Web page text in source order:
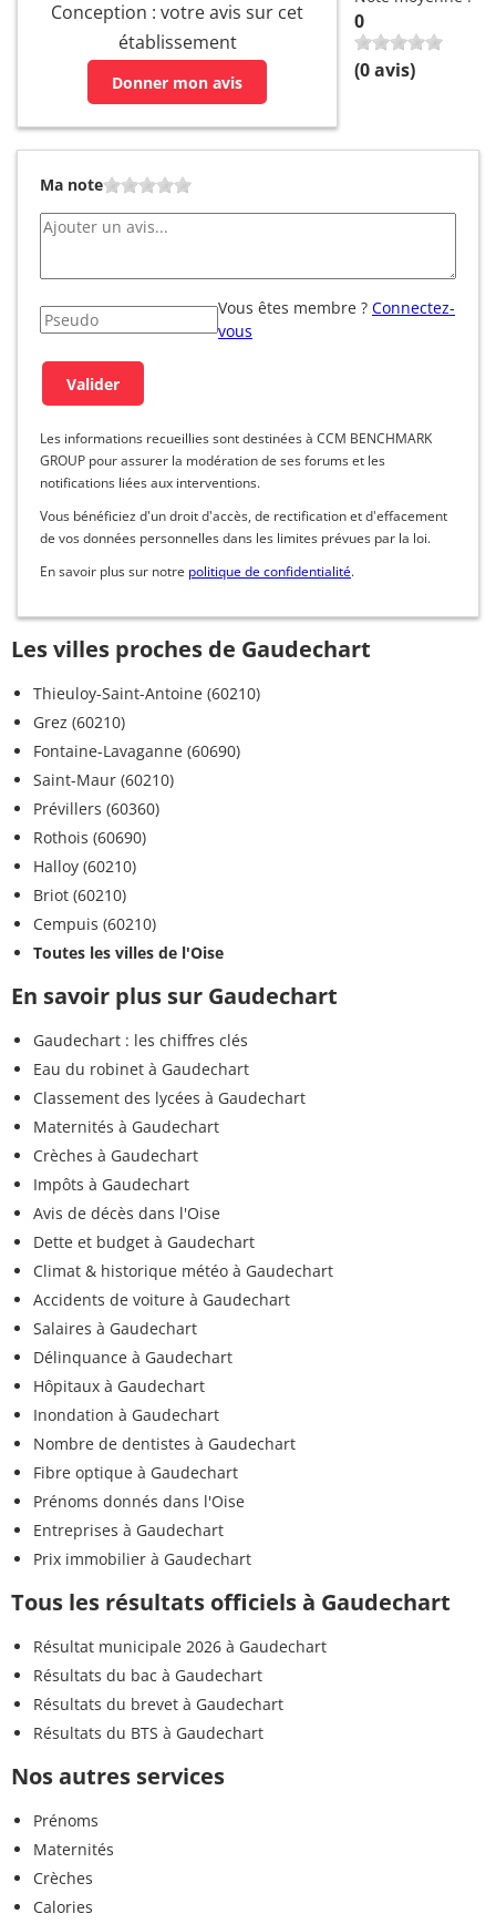
Conception : votre avis sur cet
établissement
Donner mon avis
0
(0avis)
Ma note
Vous êtes membre ? Connectez-
vous
Les informations recueillies sont destinées à CCM BENCHMARK
GROUP pour assurer la modération de ses forums et les
notifications liées aux interventions.
Vous bénéficiez d'un droit d'accès, de rectification et d'effacement
de vos données personnelles dans les limites prévues par la loi.
En savoir plus sur notre politique de confidentialité.
Les villes proches de Gaudechart
Thieuloy-Saint-Antoine (60210)
Grez (60210)
Fontaine-Lavaganne (60690)
Saint-Maur (60210)
Prévillers (60360)
Rothois (60690)
Halloy (60210)
Briot (60210)
Cempuis (60210)
Toutes les villes de l'Oise
En savoir plus sur Gaudechart
Gaudechart : les chiffres clés
Eau du robinet à Gaudechart
Classement des lycées à Gaudechart
Maternités à Gaudechart
Crèches à Gaudechart
Impôts à Gaudechart
Avis de décès dans l'Oise
Dette et budget à Gaudechart
Climat & historique météo à Gaudechart
Accidents de voiture à Gaudechart
Salaires à Gaudechart
Délinquance à Gaudechart
Hôpitaux à Gaudechart
Inondation à Gaudechart
Nombre de dentistes à Gaudechart
Fibre optique à Gaudechart
Prénoms donnés dans l'Oise
Entreprises à Gaudechart
Prix immobilier à Gaudechart
Tous les résultats officiels à Gaudechart
Résultat municipale 2026 à Gaudechart
Résultats du bac à Gaudechart
Résultats du brevet à Gaudechart
Résultats du BTS à Gaudechart
Nos autres services
Prénoms
Maternités
Crèches
Calories